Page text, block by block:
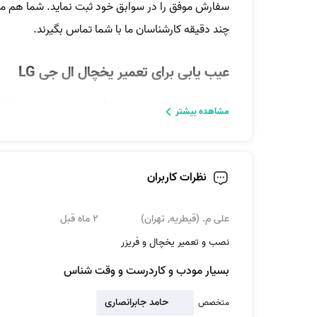
سفارش موفق را در سوابق خود ثبت نماید. شما هم
چند دقیقه کارشناسان ما با شما تماس بگیرند.
عیب یابی برای تعمیر یخچال ال جی LG
اگر یخچال شما خیلی سرد یا گرم است، به‌درستی
مشاهده بیشتر
نظرات کاربران
علی م. (قیطریه, تهران) 2 ماه قبل
نصب و تعمیر یخچال و فریزر
بسیار مودب و کاردرست و وقت شناس
متخصص حامد جابرانصاری